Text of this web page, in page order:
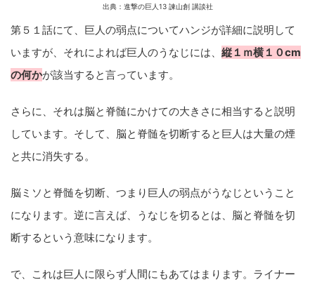
出典：進撃の巨人13 諫山創 講談社
第５１話にて、巨人の弱点についてハンジが詳細に説明して
いますが、それによれば巨人のうなじには、 縦１ｍ横１０cm
の何かが該当すると言っています。
さらに、それは脳と脊髄にかけての大きさに相当すると説明
しています。そして、脳と脊髄を切断すると巨人は大量の煙
と共に消失する。
脳ミソと脊髄を切断、つまり巨人の弱点がうなじということ
になります。逆に言えば、うなじを切るとは、脳と脊髄を切
断するという意味になります。
で、これは巨人に限らず人間にもあてはまります。ライナー